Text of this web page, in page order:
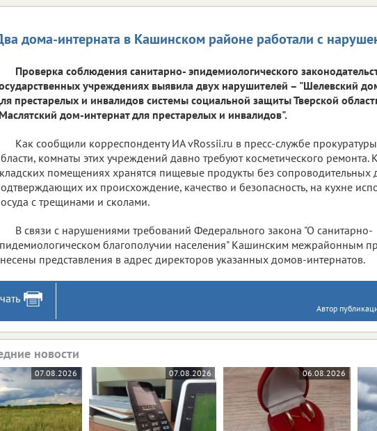
дома-интерната в Кашинском районе работали с
Проверка соблюдения санитарно- эпидемиологического
учреждениях выявила двух нарушителей – "Шелевский
престарелых и инвалидов системы социальной защиты Тверской
дом-интернат для престарелых и инвалидов".
Как сообщили корреспонденту ИА vRossii.ru в пресс-службе
комнаты этих учреждений давно требуют косметического ремонта.
помещениях хранятся пищевые продукты без сопроводительных
их происхождение, качество и безопасность, на кухне
с трещинами и сколами.
В связи с нарушениями требований Федерального закона "О санитарно-
благополучии населения" Кашинским межрайонным
представления в адрес директоров указанных домов-интернатов.
Автор
новости
07.08.2026 07.08.2026 06.08.2026